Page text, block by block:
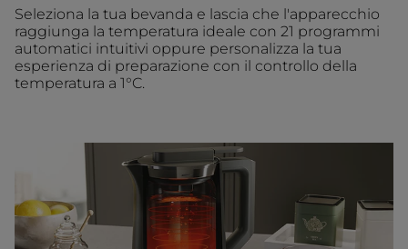
Seleziona la tua bevanda e lascia che l'apparecchio
raggiunga la temperatura ideale con 21 programmi
automatici intuitivi oppure personalizza la tua
esperienza di preparazione con il controllo della
temperatura a 1°C.